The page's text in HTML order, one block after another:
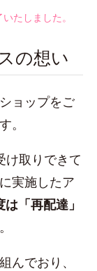
たしました。
の想い
ョップをご
。
け取りできて
実施したア
「再配達」
んでおり、